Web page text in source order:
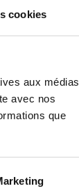
cookies
aux médias
avec nos
que